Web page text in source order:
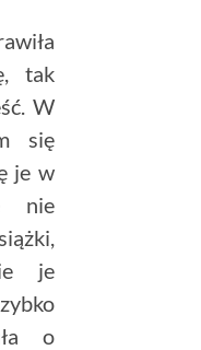
tak
W
się
je w
nie
je
o